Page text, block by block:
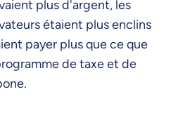
plus d'argent, les
étaient plus enclins
payer plus que ce que
de taxe et de